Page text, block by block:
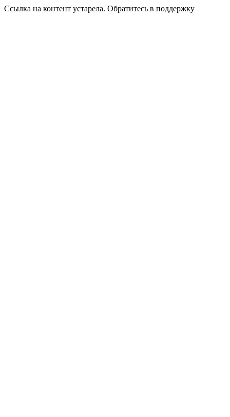
Ссылка на контент устарела. Обратитесь в поддержку